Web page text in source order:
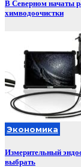
В Северном начаты
химводоочистки
Экономика
Измерительный
выбрать